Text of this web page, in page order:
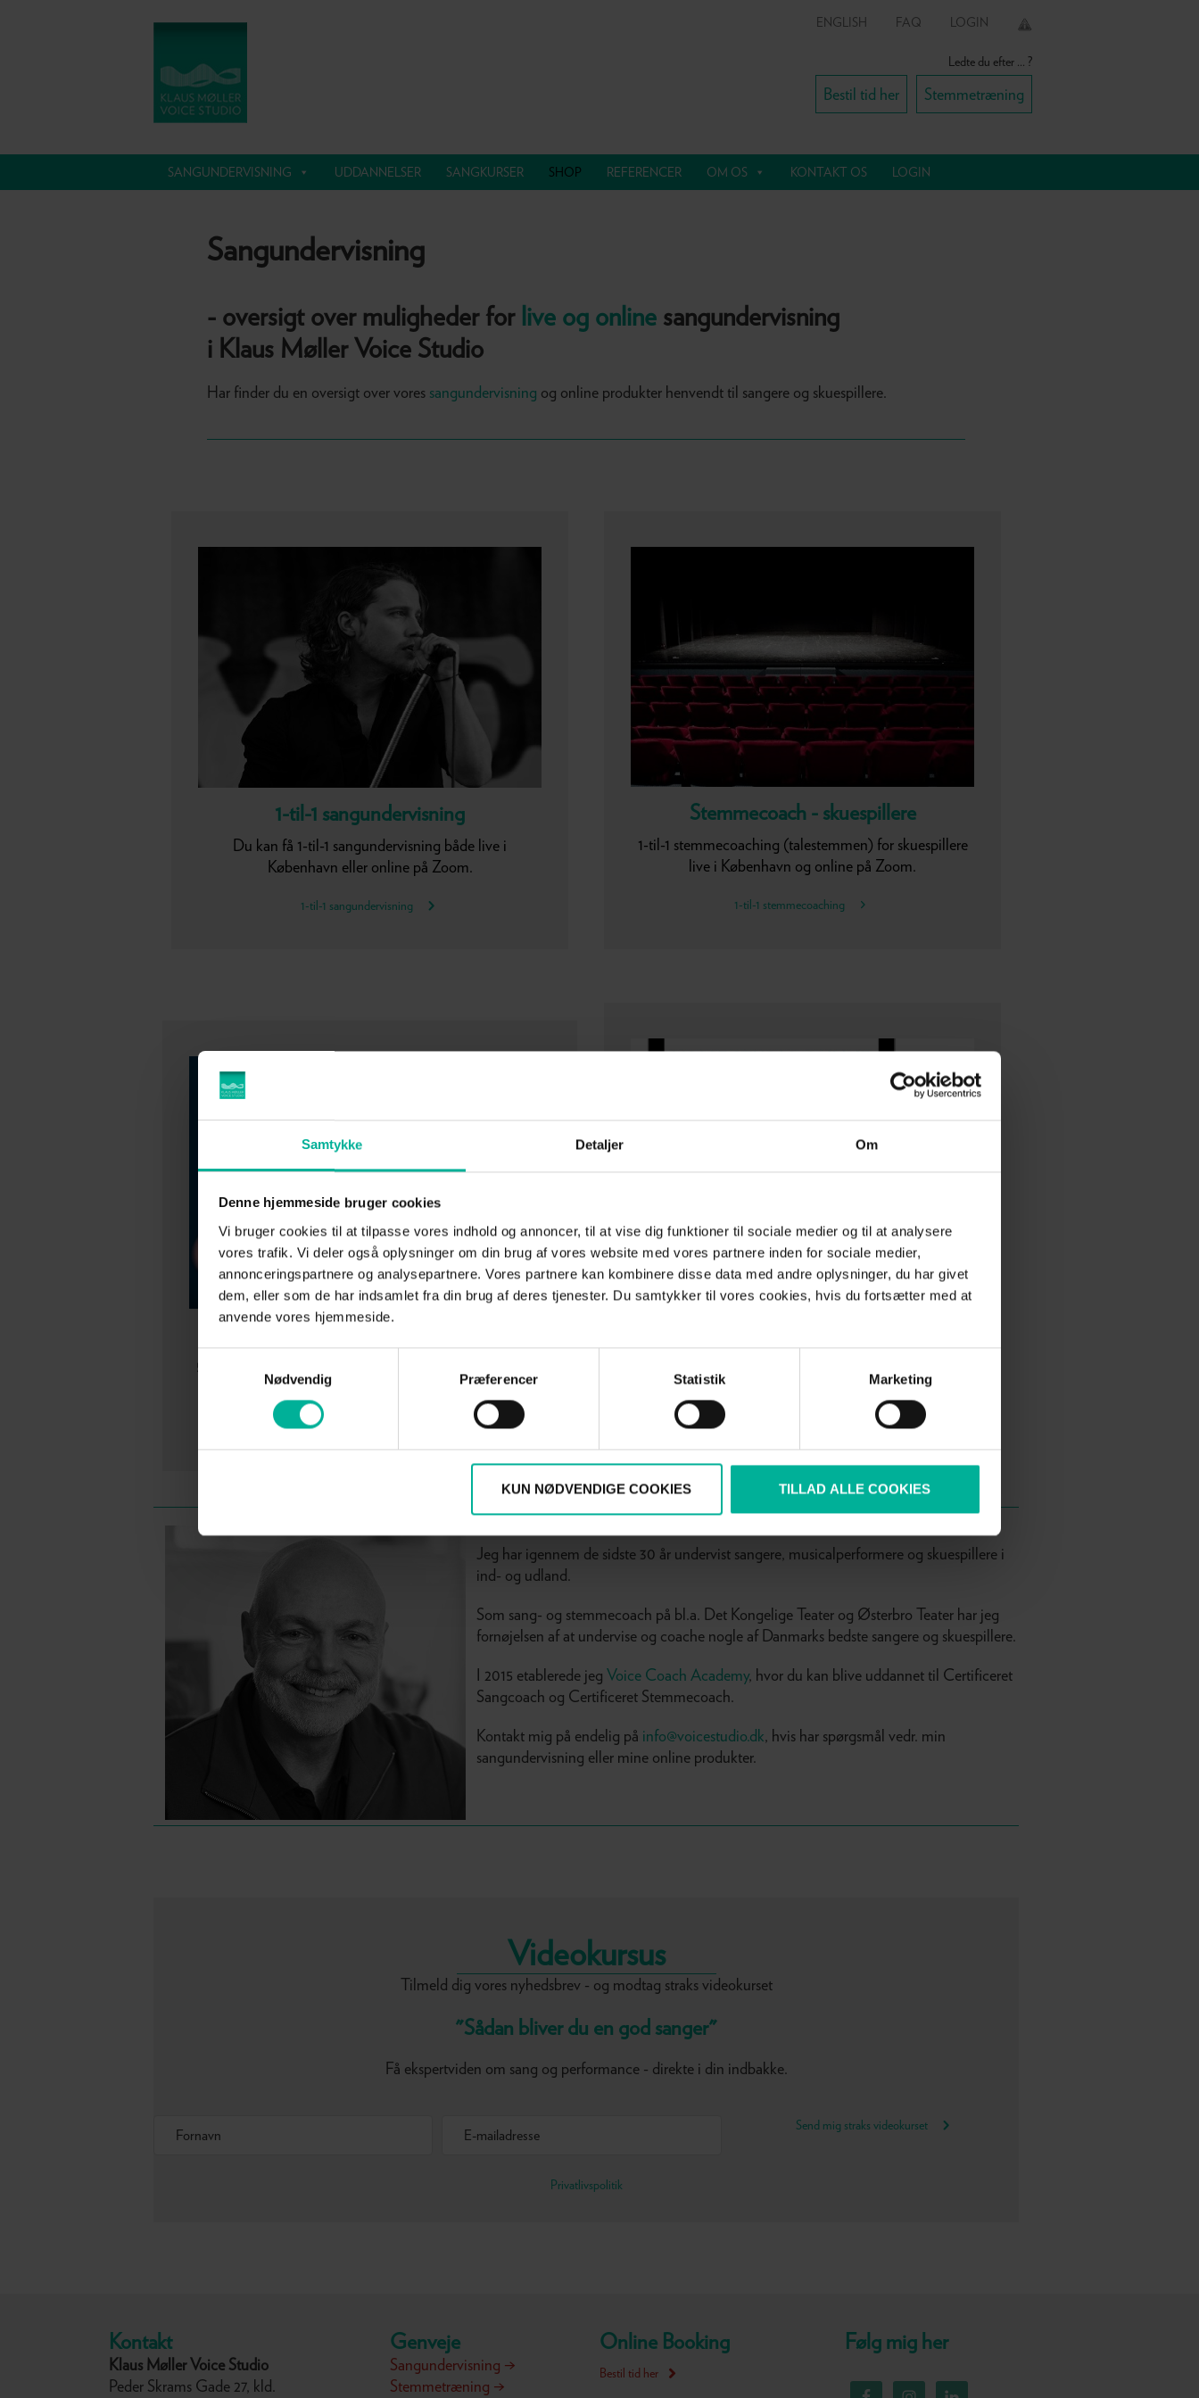
Samtykke Detaljer Om
Denne hjemmeside bruger cookies
Vi bruger cookies til at tilpasse vores indhold og annoncer, til at vise dig funktioner til sociale medier og til at analysere
vores trafik. Vi deler også oplysninger om din brug af vores website med vores partnere inden for sociale medier,
annonceringspartnere og analysepartnere. Vores partnere kan kombinere disse data med andre oplysninger, du har givet
dem, eller som de har indsamlet fra din brug af deres tjenester. Du samtykker til vores cookies, hvis du fortsætter med at
anvende vores hjemmeside.
Nødvendig
Præferencer Statistik Marketing
KUN NØDVENDIGE COOKIES TILLAD ALLE COOKIES
ENGLISH FAQ LOGIN
Ledte du efter ... ?
Stemmetræning
Bestil tid her
Navigation
Header
SANGUNDERVISNING UDDANNELSER SANGKURSER SHOP REFERENCER OM OS KONTAKT OS LOGIN
Sangundervisning
- oversigt over muligheder for live og online sangundervisning
i Klaus Møller Voice Studio
Har finder du en oversigt over vores sangundervisning og online produkter henvendt til sangere og skuespillere.
1-til-1 sangundervisning
Du kan få 1-til-1 sangundervisning både live i
København eller online på Zoom.
1-til-1 sangundervisning
Stemmecoach - skuespillere
1-til-1 stemmecoaching (talestemmen) for skuespillere
live i København og online på Zoom.
1-til-1 stemmecoaching
5 mdr.'s intensiv Sangeruddannelsen. Oplev en mærkbar
forbedring af din sang og performance.
Sanger Bootcamp
21 sangkurser
Jeg har igennem de sidste 30 år undervist sangere, musicalperformere og skuespillere i
ind- og udland.
Som sang- og stemmecoach på bl.a. Det Kongelige Teater og Østerbro Teater har jeg
fornøjelsen af at undervise og coache nogle af Danmarks bedste sangere og skuespillere.
I 2015 etablerede jeg Voice Coach Academy, hvor du kan blive uddannet til Certificeret
Sangcoach og Certificeret Stemmecoach.
Kontakt mig på endelig på info@voicestudio.dk, hvis har spørgsmål vedr. min
sangundervisning eller mine online produkter.
Videokursus
Tilmeld dig vores nyhedsbrev - og modtag straks videokurset
"Sådan bliver du en god sanger"
Få ekspertviden om sang og performance - direkte i din indbakke.
Send mig straks videokurset
Privatlivspolitik
Kontakt
Klaus Møller Voice Studio
Peder Skrams Gade 27, kld.
Genveje
Sangundervisning →
Stemmetræning →
Online Booking
Bestil tid her
Følg mig her